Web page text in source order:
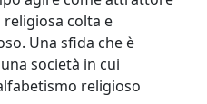
religiosa colta e
Una sfida che è
società in cui
religioso